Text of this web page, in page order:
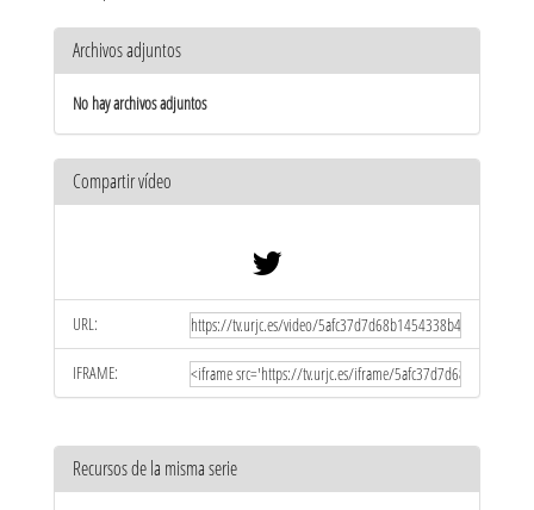
Archivos adjuntos
No hay archivos adjuntos
Compartir vídeo
URL:
IFRAME:
Recursos de la misma serie